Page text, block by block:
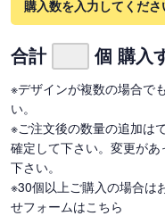
購入数を入力してくださ
合計 個 購入
※デザインが複数の場合で
い。
※ご注文後の数量の追加は
確定して下さい。変更が
下さい。
※30個以上ご購入の場合は
せフォームはこちら